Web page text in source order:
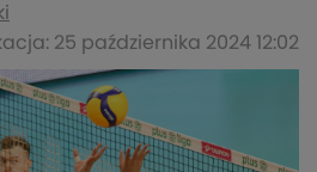
25 października 2024 12:02